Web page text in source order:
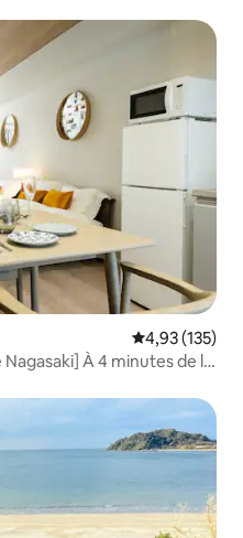
Évaluation
4,93 (135)
Nagasaki] À 4 minutes de la
Mark Design...